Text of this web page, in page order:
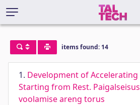
items found: 14
1. Development of Accelerating
Starting from Rest.
voolamise areng torus